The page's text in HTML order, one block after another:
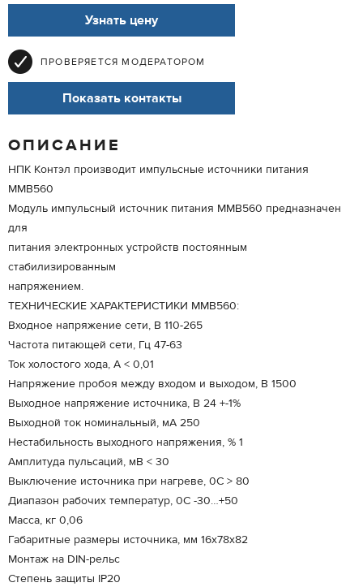
Узнать цену
ПРОВЕРЯЕТСЯ МОДЕРАТОРОМ
Показать контакты
ОПИСАНИЕ
НПК Контэл производит импульсные источники питания
MMB560
Модуль импульсный источник питания MMB560 предназначен
для
питания электронных устройств постоянным
стабилизированным
напряжением.
ТЕХНИЧЕСКИЕ ХАРАКТЕРИСТИКИ MMB560:
Входное напряжение сети, В 110-265
Частота питающей сети, Гц 47-63
Ток холостого хода, А < 0,01
Напряжение пробоя между входом и выходом, В 1500
Выходное напряжение источника, В 24 +-1%
Выходной ток номинальный, мА 250
Нестабильность выходного напряжения, % 1
Амплитуда пульсаций, мВ < 30
Выключение источника при нагреве, 0С > 80
Диапазон рабочих температур, 0С -30…+50
Масса, кг 0,06
Габаритные размеры источника, мм 16х78х82
Монтаж на DIN-рельс
Степень защиты IP20